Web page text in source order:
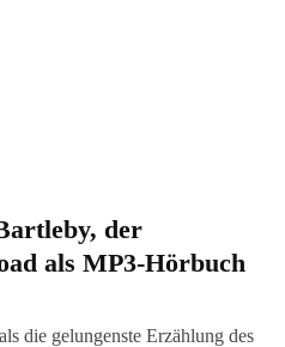
der
als MP3-Hörbuch
die gelungenste Erzählung des